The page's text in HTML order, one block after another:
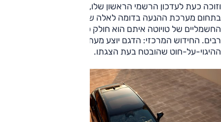
וזוכה כעת לעדכון הרשמי הראשון שלו, זה כולל בעיקר שיפורים
בתחום מערכת ההנעה בדומה לאלה שהוצגו עם מגוון הדגמים
החשמליים של טויוטה איתם הוא חולק פלטפורמה ומכלולים
רבים. החידוש המרכזי: הדגם יוצע מעתה עם מערך
ההיגוי-על-חוט שהובטח בעת הצגתו.